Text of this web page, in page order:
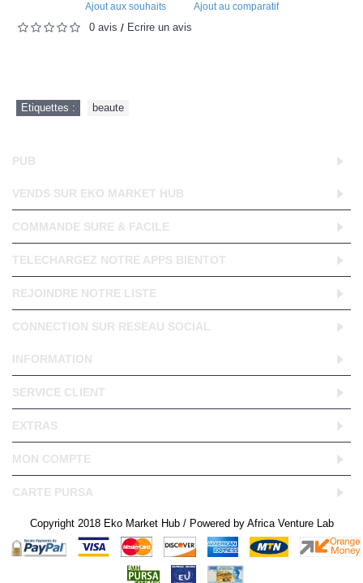
Ajout aux souhaits Ajout au comparatif
0 avis / Écrire un avis
Etiquettes : beaute
PUB
VENDS SUR EKO MARKET HUB
COMMANDE SURE & FACILE
TELECHARGEZ NOTRE APPS BIENTOT
REJOINDRE NOTRE LISTE
CONNECTION SUR RESEAU SOCIAL
INFORMATION
SERVICE CLIENT
EXTRAS
MON COMPTE
CARTE PURSA
Copyright 2018 Eko Market Hub / Powered by Africa Venture Lab